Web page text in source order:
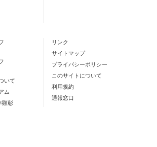
いて
ム
顕彰
リンク
サイトマップ
プライバシーポリシー
このサイトについて
利用規約
通報窓口